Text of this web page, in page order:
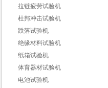
拉链疲劳试验机
杜邦冲击试验机
跌落试验机
绝缘材料试验机
纸箱试验机
体育器材试验机
电池试验机